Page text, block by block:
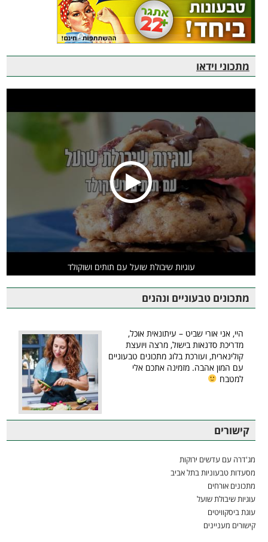
מתכוני וידאו
עוגיות שיבולת שועל עם תותים ושוקולד
מתכונים טבעוניים ונהנים
היי, אני אורי שביט – עיתונאית אוכל,
מדריכת סדנאות בישול, מרצה ויועצת
קולינארית, ועורכת בלוג מתכונים טבעוניים
עם המון אהבה. מזמינה אתכם אלי
למטבח
קישורים
מג'דרה עם עדשים ירוקות
מסעדות טבעוניות בתל אביב
מתכונים אורחים
עוגיות שיבולת שועל
עוגת ביסקוויטים
קישורים מעניינים